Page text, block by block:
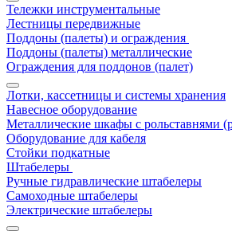
Тележки инструментальные
Лестницы передвижные
Поддоны (палеты) и ограждения
Поддоны (палеты) металлические
Ограждения для поддонов (палет)
Лотки, кассетницы и системы хранения
Навесное оборудование
Металлические шкафы с рольставнями
Оборудование для кабеля
Стойки подкатные
Штабелеры
Ручные гидравлические штабелеры
Самоходные штабелеры
Электрические штабелеры